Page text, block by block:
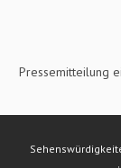
Pressemitteilung